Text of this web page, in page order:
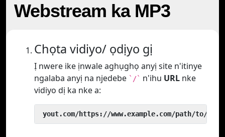
Webstream ka MP3
Chọta vidiyo/ ọdịyo gị
Ị nwere ike ịnwale aghụghọ anyị site n'itinye
ngalaba anyị na njedebe `/` n'ihu URL nke
vidiyo dị ka nke a:
yout.com/https://www.example.com/path/to/